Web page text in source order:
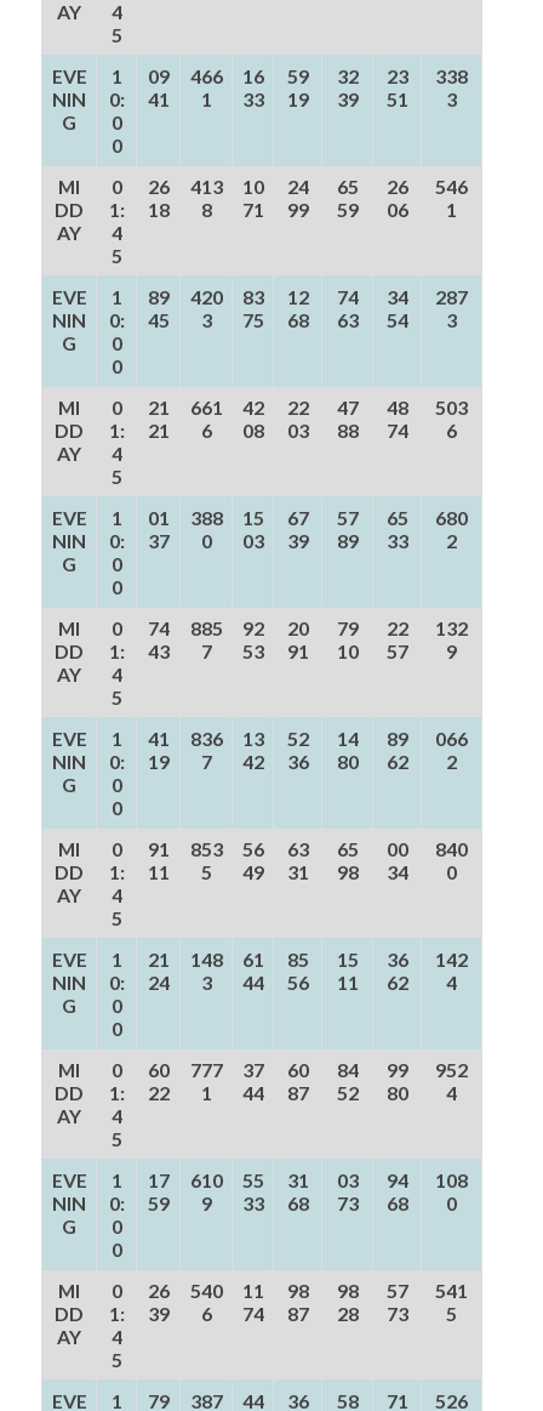
AY
4
5
EVE
NIN
G
1
0:
0
0
09
41
466
1
16
33
59
19
32
39
23
51
338
3
MI
DD
AY
0
1:
4
5
26
18
413
8
10
71
24
99
65
59
26
06
546
1
EVE
NIN
G
1
0:
0
0
89
45
420
3
83
75
12
68
74
63
34
54
287
3
MI
DD
AY
0
1:
4
5
21
21
661
6
42
08
22
03
47
88
48
74
503
6
EVE
NIN
G
1
0:
0
0
01
37
388
0
15
03
67
39
57
89
65
33
680
2
MI
DD
AY
0
1:
4
5
74
43
885
7
92
53
20
91
79
10
22
57
132
9
EVE
NIN
G
1
0:
0
0
41
19
836
7
13
42
52
36
14
80
89
62
066
2
MI
DD
AY
0
1:
4
5
91
11
853
5
56
49
63
31
65
98
00
34
840
0
EVE
NIN
G
1
0:
0
0
21
24
148
3
61
44
85
56
15
11
36
62
142
4
MI
DD
AY
0
1:
4
5
60
22
777
1
37
44
60
87
84
52
99
80
952
4
EVE
NIN
G
1
0:
0
0
17
59
610
9
55
33
31
68
03
73
94
68
108
0
MI
DD
AY
0
1:
4
5
26
39
540
6
11
74
98
87
98
28
57
73
541
5
EVE 1 79 387 44 36 58 71 526